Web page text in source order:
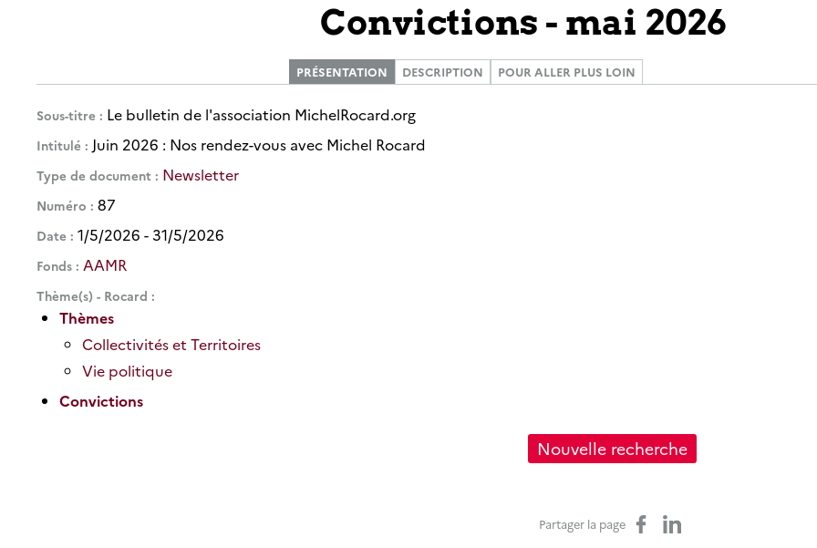
Convictions - mai 2026
PRÉSENTATION DESCRIPTION POUR ALLER PLUS LOIN
Sous-titre Le bulletin de l'association MichelRocard.org
Intitulé Juin 2026 : Nos rendez-vous avec Michel Rocard
Type de document Newsletter
Numéro 87
Date 1/5/2026 - 31/5/2026
Fonds AAMR
Thème(s) - Rocard
Thèmes
Collectivités et Territoires
Vie politique
Convictions
Nouvelle recherche
Partager la page Partager sur Facebook
Partager sur LinkedIn